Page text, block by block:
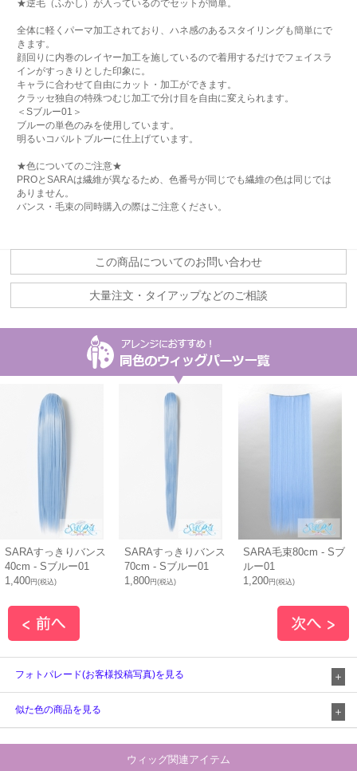
★逆毛（ふかし）が入っているのでセットが簡単。
全体に軽くパーマ加工されており、ハネ感のあるスタイリングも簡単にで
きます。
顔回りに内巻のレイヤー加工を施しているので着用するだけでフェイスラ
インがすっきりとした印象に。
キャラに合わせて自由にカット・加工ができます。
クラッセ独自の特殊つむじ加工で分け目を自由に変えられます。
＜Sブルー01＞
ブルーの単色のみを使用しています。
明るいコバルトブルーに仕上げています。
★色についてのご注意★
PROとSARAは繊維が異なるため、色番号が同じでも繊維の色は同じでは
ありません。
バンス・毛束の同時購入の際はご注意ください。
この商品についてのお問い合わせ
大量注文・タイアップなどのご相談
SARAすっきりバンス
40cm - Sブルー01
1,400円(税込)
SARAすっきりバンス
70cm - Sブルー01
1,800円(税込)
SARA毛束80cm - Sブ
ルー01
1,200円(税込)
フォトパレード(お客様投稿写真)を見る
似た色の商品を見る
ウィッグ関連アイテム